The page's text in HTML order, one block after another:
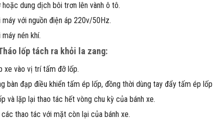
hoặc dung dịch bôi trơn lên vành ô tô.
máy với nguồn điện áp 220v/50Hz.
nén khí.
lốp tách ra khỏi la zang:
xe vào vị trí tấm đỡ lốp.
bàn đạp điều khiển tấm ép lốp, đồng thời dùng tay đẩy tấm ép
và lặp lại thao tác hết vòng chu kỳ của bánh xe.
thao tác với mặt còn lại của bánh xe.